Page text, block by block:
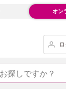
オン